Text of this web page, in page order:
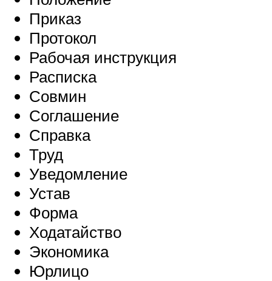
Приказ
Протокол
Рабочая инструкция
Расписка
Совмин
Соглашение
Справка
Труд
Уведомление
Устав
Форма
Ходатайство
Экономика
Юрлицо